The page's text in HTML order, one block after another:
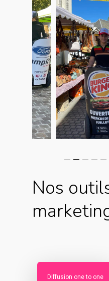
Nos
Diffusion one to one